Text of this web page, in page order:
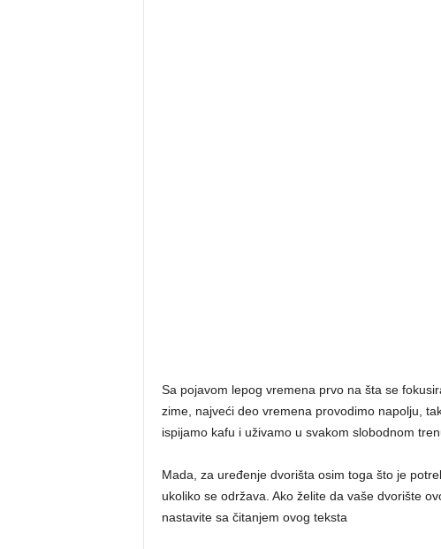
Sa pojavom lepog vremena prvo na šta se
zime, najveći deo vremena provodimo napolju,
ispijamo kafu i uživamo u svakom slobodnom
Mada, za uređenje dvorišta osim toga što je
ukoliko se održava. Ako želite da vaše dvorište
nastavite sa čitanjem ovog teksta